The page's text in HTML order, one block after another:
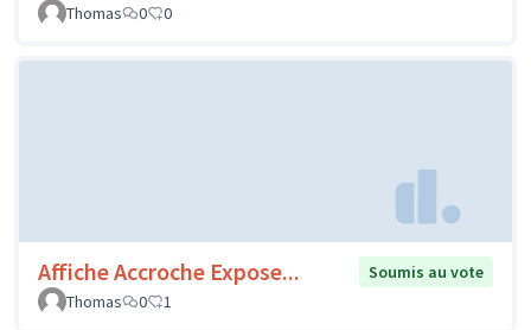
Thomas
0 0
Affiche Accroche Expose...
Soumis au vote
Thomas
0 1